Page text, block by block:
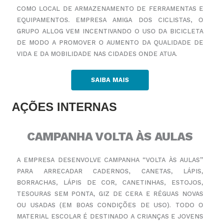
COMO LOCAL DE ARMAZENAMENTO DE FERRAMENTAS E
EQUIPAMENTOS. EMPRESA AMIGA DOS CICLISTAS, O
GRUPO ALLOG VEM INCENTIVANDO O USO DA BICICLETA
DE MODO A PROMOVER O AUMENTO DA QUALIDADE DE
VIDA E DA MOBILIDADE NAS CIDADES ONDE ATUA.
SAIBA MAIS
AÇÕES INTERNAS
CAMPANHA VOLTA ÀS AULAS
A EMPRESA DESENVOLVE CAMPANHA “VOLTA ÀS AULAS”
PARA ARRECADAR CADERNOS, CANETAS, LÁPIS,
BORRACHAS, LÁPIS DE COR, CANETINHAS, ESTOJOS,
TESOURAS SEM PONTA, GIZ DE CERA E RÉGUAS NOVAS
OU USADAS (EM BOAS CONDIÇÕES DE USO). TODO O
MATERIAL ESCOLAR É DESTINADO A CRIANÇAS E JOVENS